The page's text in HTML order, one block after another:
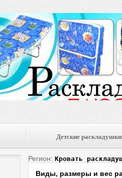
Детские раскладушки
Регион: Кровать
Виды, размеры и вес